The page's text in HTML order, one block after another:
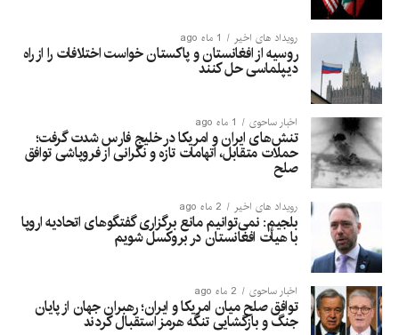
رویداد های اخیر 1 ماه ago
روسیه از افغانستان و پاکستان خواست اختلافات را از راه
دیپلماسی حل کنند
اخبار ساحوی 1 ماه ago
تنش‌های ایران و امریکا در خلیج فارس شدت گرفت؛
حملات متقابل، اتهامات تازه و نگرانی از فروپاشی توافق
صلح
رویداد های اخیر 2 ماه ago
بلجیم: نمی‌توانیم مانع برگزاری گفتگوهای اتحادیه اروپا
با هیأت افغانستان در بروکسل شویم
اخبار ساحوی 2 ماه ago
توافق صلح میان امریکا و ایران؛ رهبران جهان از پایان
جنگ و بازگشایی تنگه هرمز استقبال کردند